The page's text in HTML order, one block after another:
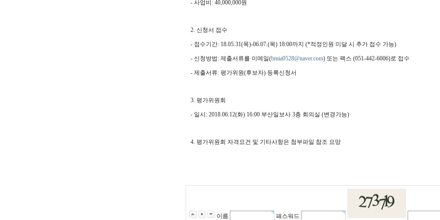
- 사업비: 40,000,000원
2. 신청서 접수
- 접수기간: 18.05.31(목)-06.07.(목) 18:00까지 (*적정인원 미달 시 추가 접수 가능)
- 신청방법: 제출서류를 이메일(bmia0528@naver.com) 또는 팩스 (051-442-6006)로 접수
- 제출서류: 평가위원(후보자) 등록신청서
3. 평가위원회
- 일시: 2018.06.12(화) 16:00 부산일보사 3층 회의실 (변경가능)
4. 평가위원회 자격요건 및 기타사항은 첨부파일 참조 요망
이름 패스워드